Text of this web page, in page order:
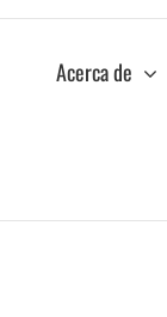
Acerca de